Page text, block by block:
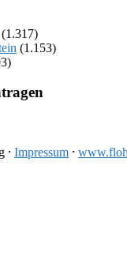
(1.317)
(1.153)
⸱ Impressum ⸱